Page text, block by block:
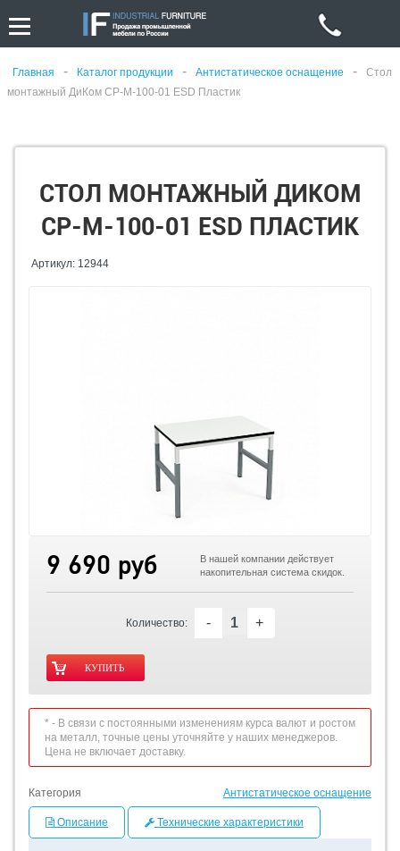
Главная - Каталог продукции - Антистатическое оснащение -
Стол
монтажный ДиКом СР-М-100-01 ESD Пластик
СТОЛ МОНТАЖНЫЙ ДИКОМ
СР-М-100-01 ESD ПЛАСТИК
Артикул: 12944
9 690 руб
В нашей компании действует
накопительная система скидок.
Количество: - +
* - В связи с постоянными изменениям курса валют и ростом
на металл, точные цены уточняйте у наших менеджеров.
Цена не включает доставку.
Категория Антистатическое оснащение
Описание Технические характеристики